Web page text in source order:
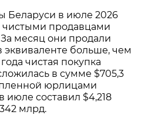
Беларуси в июле 2026
чистыми продавцами
месяц они продали
эквиваленте больше, чем
чистая покупка
в сумме $705,3
юрлицами
июле составил $4,218
млрд.